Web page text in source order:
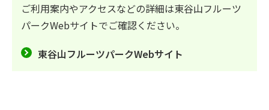
ご利用案内やアクセスなどの詳細は東谷山フルーツ
パークWebサイトでご確認ください。
東谷山フルーツパークWebサイト